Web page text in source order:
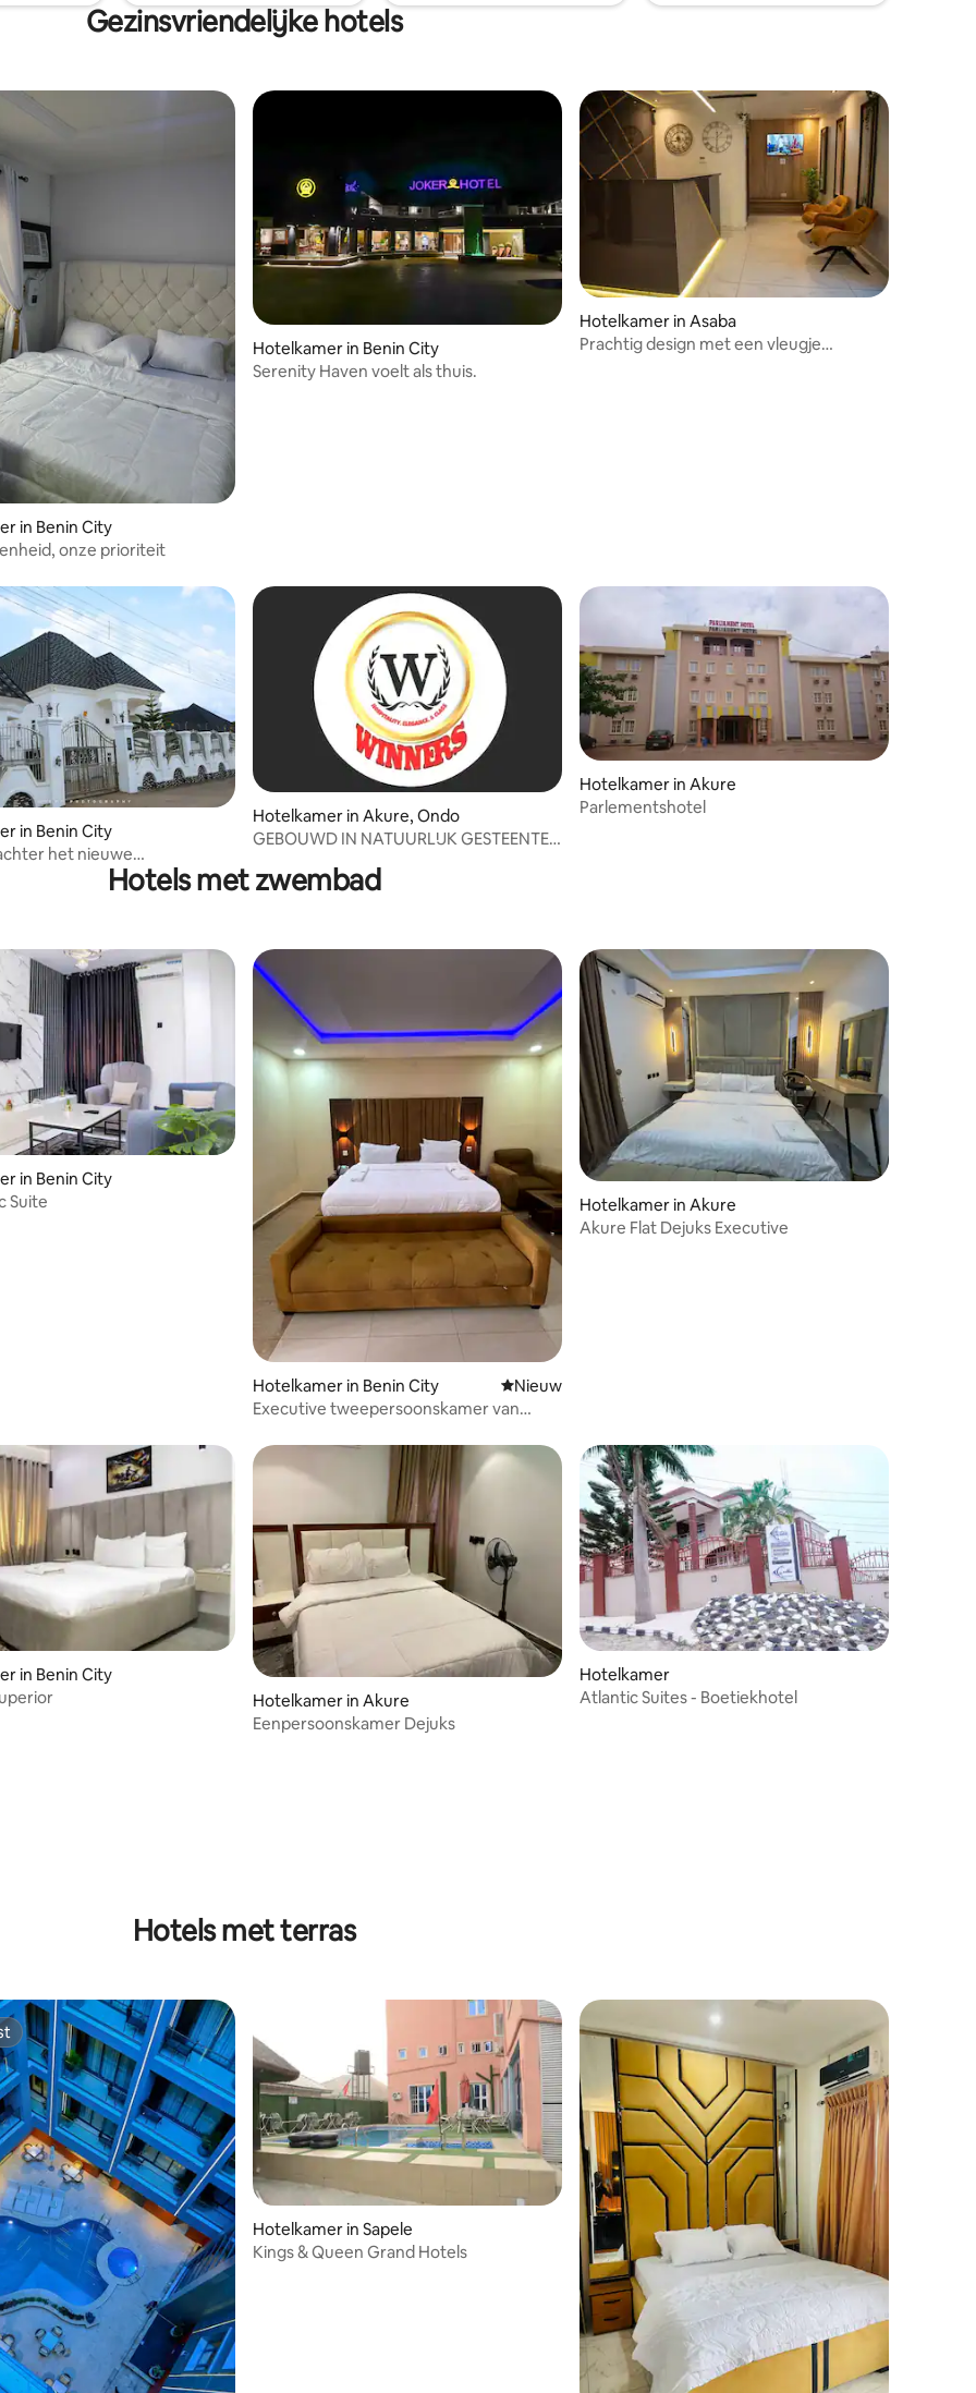
Gezinsvriendelijke hotels
in Benin City
onze prioriteit
Hotelkamer in Benin City
Serenity Haven voelt als thuis.
Hotelkamer in Asaba
Prachtig design met een vleugje
in Benin City
het nieuwe
van Etete, veiligheid
Hotelkamer in Akure, Ondo
GEBOUWD IN NATUURLIJK GESTEENTE
Hotelkamer in Akure
Parlementshotel
Hotels met zwembad
in Benin City
Suite
Hotelkamer in Benin City Nieuwe accommodatie
Nieuw
Executive tweepersoonskamer van
Hotelkamer in Akure
Akure Flat Dejuks Executive
in Benin City
Hotelkamer in Akure
Eenpersoonskamer Dejuks
Hotelkamer
Atlantic Suites - Boetiekhotel
Hotels met terras
Hotelkamer in Sapele
Kings & Queen Grand Hotels